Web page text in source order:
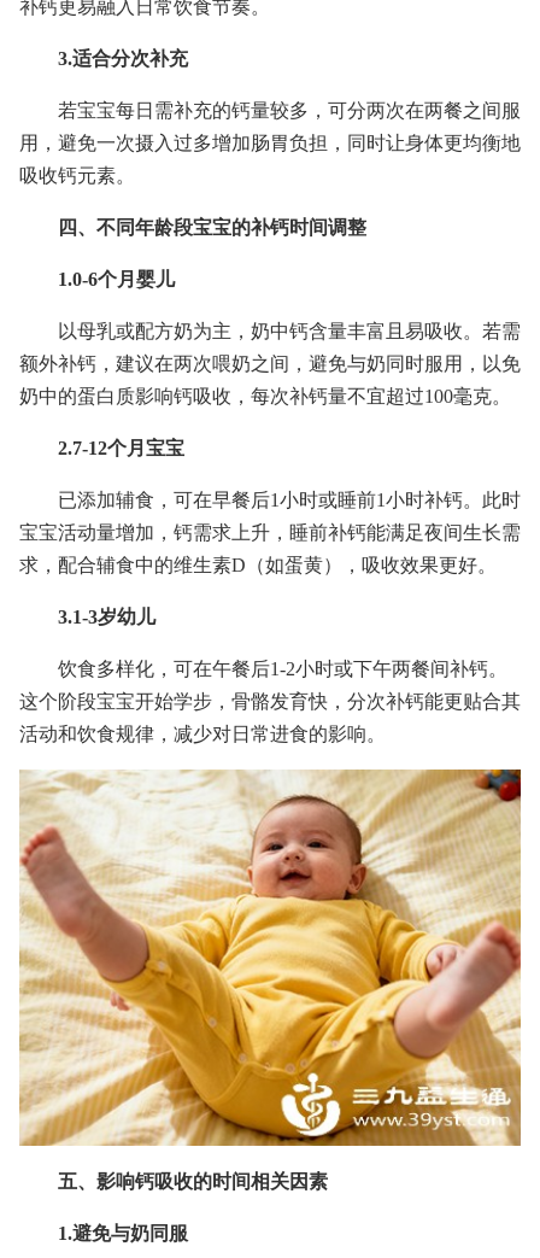
补钙更易融入日常饮食节奏。
3.适合分次补充
若宝宝每日需补充的钙量较多，可分两次在两餐之间服
用，避免一次摄入过多增加肠胃负担，同时让身体更均衡地
吸收钙元素。
四、不同年龄段宝宝的补钙时间调整
1.0-6个月婴儿
以母乳或配方奶为主，奶中钙含量丰富且易吸收。若需
额外补钙，建议在两次喂奶之间，避免与奶同时服用，以免
奶中的蛋白质影响钙吸收，每次补钙量不宜超过100毫克。
2.7-12个月宝宝
已添加辅食，可在早餐后1小时或睡前1小时补钙。此时
宝宝活动量增加，钙需求上升，睡前补钙能满足夜间生长需
求，配合辅食中的维生素D（如蛋黄），吸收效果更好。
3.1-3岁幼儿
饮食多样化，可在午餐后1-2小时或下午两餐间补钙。
这个阶段宝宝开始学步，骨骼发育快，分次补钙能更贴合其
活动和饮食规律，减少对日常进食的影响。
五、影响钙吸收的时间相关因素
1.避免与奶同服